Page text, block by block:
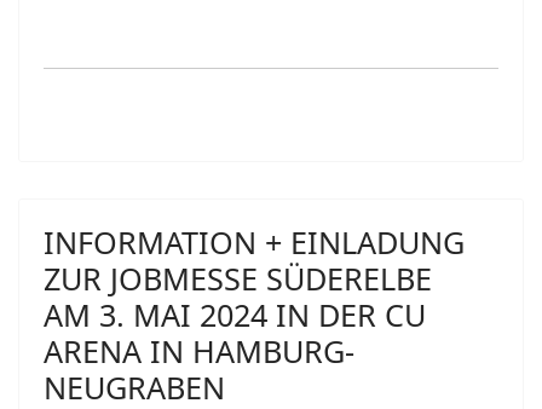
INFORMATION + EINLADUNG
ZUR JOBMESSE SÜDERELBE
AM 3. MAI 2024 IN DER CU
ARENA IN HAMBURG-
NEUGRABEN